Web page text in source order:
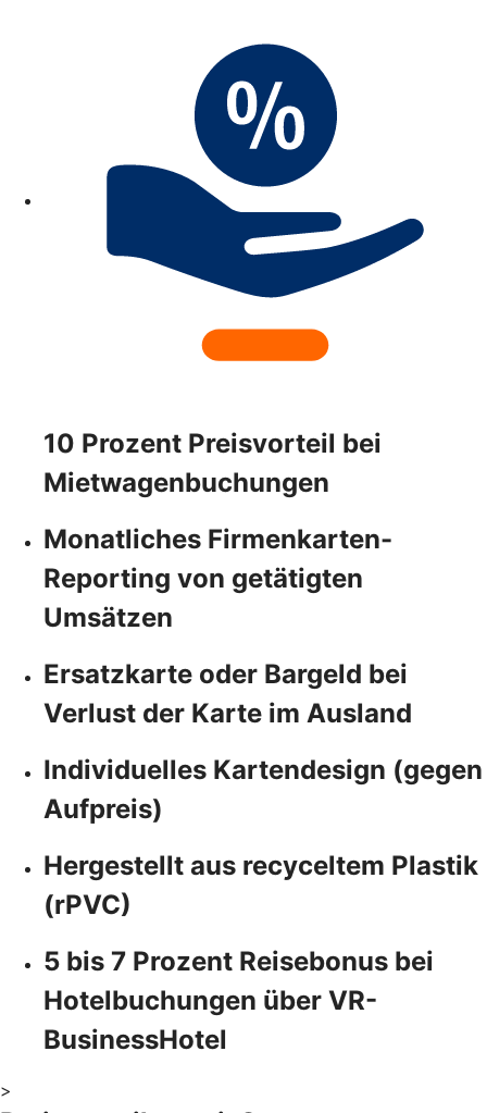
10 Prozent Preisvorteil bei
Mietwagenbuchungen
Monatliches Firmenkarten-
Reporting von getätigten
Umsätzen
Ersatzkarte oder Bargeld bei
Verlust der Karte im Ausland
Individuelles Kartendesign (gegen
Aufpreis)
Hergestellt aus recyceltem Plastik
(rPVC)
5 bis 7 Prozent Reisebonus bei
Hotelbuchungen über VR-
BusinessHotel
>